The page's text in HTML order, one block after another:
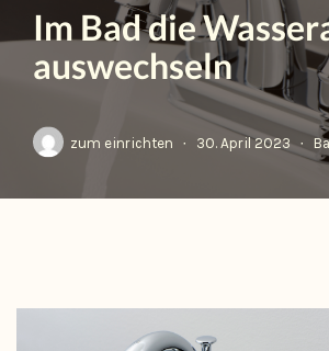
Im Bad die
auswechseln
zum einrichten 30. April 2023